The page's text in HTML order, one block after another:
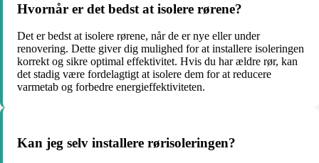
Hvornår er det bedst at isolere rørene?
Det er bedst at isolere rørene, når de er nye eller under
renovering. Dette giver dig mulighed for at installere isoleringen
korrekt og sikre optimal effektivitet. Hvis du har ældre rør, kan
det stadig være fordelagtigt at isolere dem for at reducere
varmetab og forbedre energieffektiviteten.
Kan jeg selv installere rørisoleringen?